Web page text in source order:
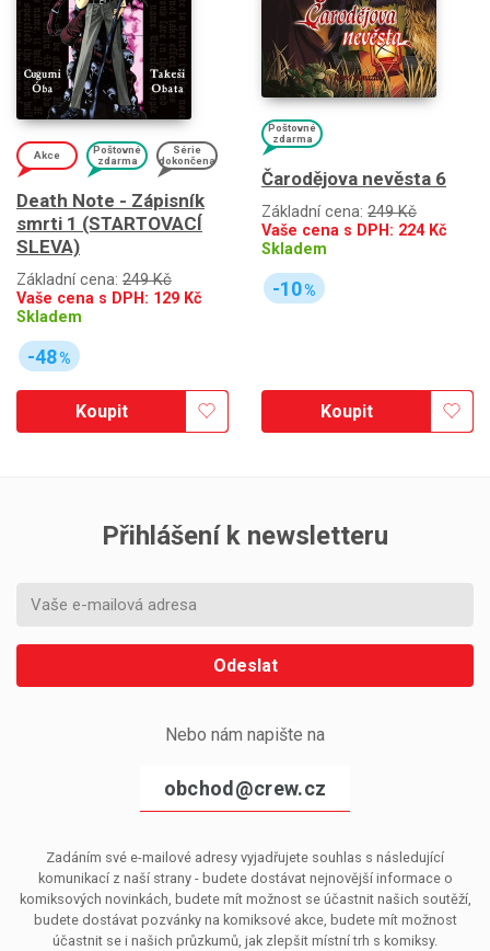
Akce
Poštovné
zdarma
Série
dokončena
Death Note - Zápisník
smrti 1 (STARTOVACÍ
SLEVA)
Základní cena: 249 Kč
Vaše cena s DPH: 129 Kč
Skladem
-48%
Koupit
Poštovné
zdarma
Čarodějova nevěsta 6
Základní cena: 249 Kč
Vaše cena s DPH: 224Kč
Skladem
-10%
Koupit
Přihlášení k newsletteru
Odeslat
Nebo nám napište na
obchod@crew.cz
Zadáním své e-mailové adresy vyjadřujete souhlas s následující
komunikací z naší strany - budete dostávat nejnovější informace o
komiksových novinkách, budete mít možnost se účastnit našich soutěží,
budete dostávat pozvánky na komiksové akce, budete mít možnost
účastnit se i našich průzkumů, jak zlepšit místní trh s komiksy.